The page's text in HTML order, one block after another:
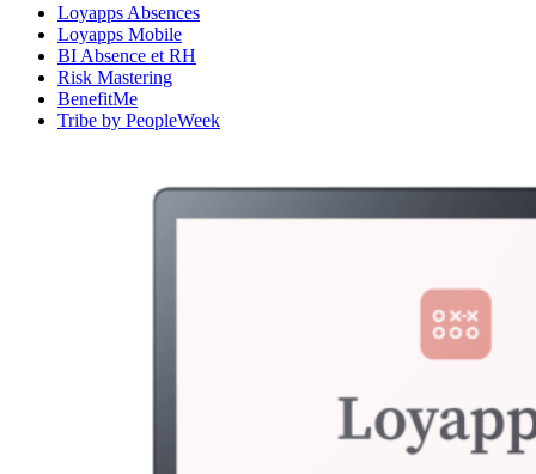
Loyapps Absences
Loyapps Mobile
BI Absence et RH
Risk Mastering
BenefitMe
Tribe by PeopleWeek